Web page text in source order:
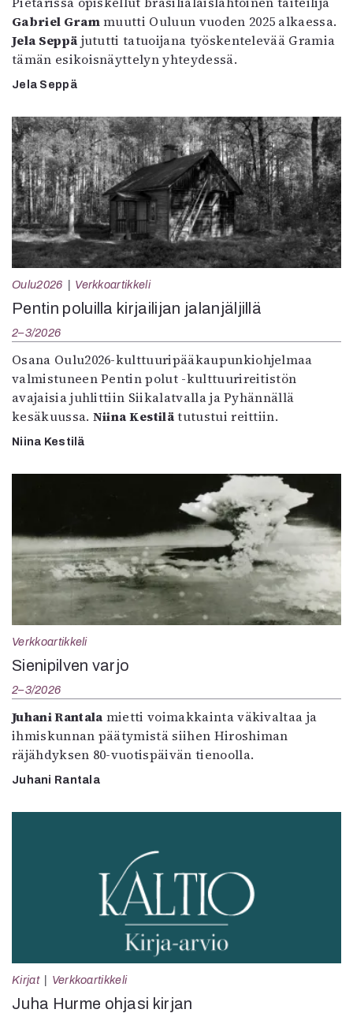
Gabriel Grammuutti Ouluun vuoden 2025 alkaessa.
Jela Seppä jututti tatuoijana työskentelevää Gramia
tämän esikoisnäyttelyn yhteydessä.
Jela Seppä
Oulu2026 Verkkoartikkeli
Pentin poluilla kirjailijan jalanjäljillä
2–3/2026
Osana Oulu2026-kulttuuripääkaupunkiohjelmaa
valmistuneen Pentin polut -kulttuurireitistön
avajaisia juhlittiin Siikalatvalla ja Pyhännällä
kesäkuussa. Niina Kestilätutustui reittiin.
Niina Kestilä
Verkkoartikkeli
Sienipilven varjo
2–3/2026
Juhani Rantala mietti voimakkainta väkivaltaa ja
ihmiskunnan päätymistä siihen Hiroshiman
räjähdyksen 80-vuotispäivän tienoolla.
Juhani Rantala
Kirjat Verkkoartikkeli
Juha Hurme ohjasi kirjan